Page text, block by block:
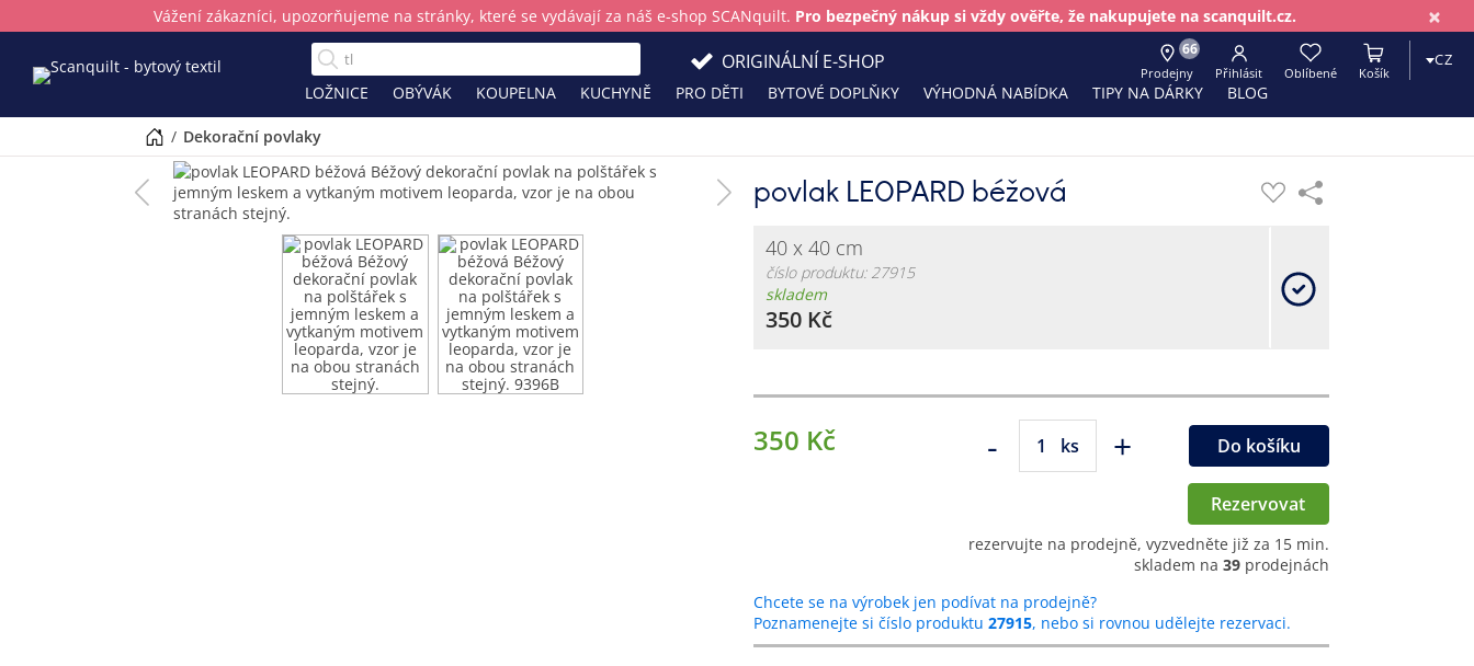
×
Vážení zákazníci, upozorňujeme na stránky, které se vydávají za náš e-shop SCANquilt. Pro bezpečný nákup si vždy ověřte, že nakupujete na scanquilt.cz.
LOŽNICE OBÝVÁK KOUPELNA KUCHYNĚ PRO DĚTI BYTOVÉ DOPLŇKY VÝHODNÁ NABÍDKA TIPY NA DÁRKY BLOG
66
Prodejny Přihlásit Oblíbené Košík
CZ
ORIGINÁLNÍ E-SHOP
/ dekorační povlaky
povlak LEOPARD béžová
40 x 40 cm
číslo produktu: 27915
skladem
350 Kč
350 Kč - ks + Do košíku
Rezervovat
rezervujte na prodejně, vyzvedněte již za 15 min.
skladem na 39 prodejnách
Chcete se na výrobek jen podívat na prodejně?
Poznamenejte si číslo produktu 27915, nebo si rovnou udělejte rezervaci.